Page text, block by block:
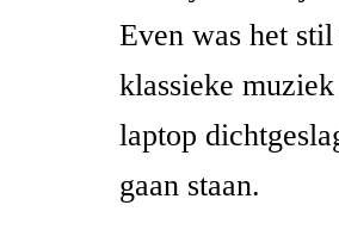
Even was het
klassieke
laptop
gaan staan.